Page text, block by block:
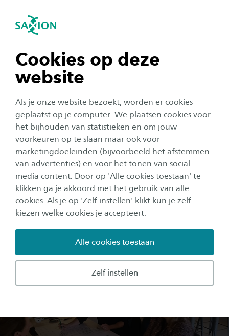
Cookies op deze
website
Als je onze website bezoekt, worden er cookies
geplaatst op je computer. We plaatsen cookies voor
het bijhouden van statistieken en om jouw
voorkeuren op te slaan maar ook voor
marketingdoeleinden (bijvoorbeeld het afstemmen
van advertenties) en voor het tonen van social
media content. Door op 'Alle cookies toestaan' te
klikken ga je akkoord met het gebruik van alle
cookies. Als je op 'Zelf instellen' klikt kun je zelf
kiezen welke cookies je accepteert.
Zelf instellen
Alle cookies toestaan
Navigatie openen
tonen
tonen
tonen
tonen
sluiten
Dwars door de domeinen
Subnavigatie tonen
Home Onderzoek
Dwars door de domeinen -
Samen met de gemeente Oldenzaal
onderzoeken we in een lerende praktijk hoe
professionals binnen het sociaal domein
overstijgend kunnen samenwerken voor
inwoners met meervoudige problematiek.
In opdracht voor:
Divosa